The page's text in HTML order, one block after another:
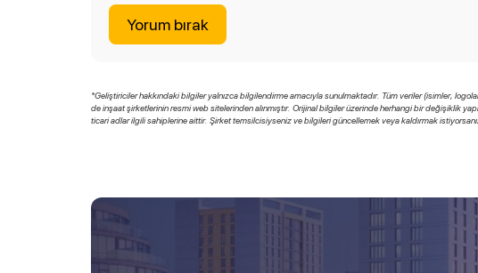
Yorum bırak
*Geliştiriciler hakkındaki bilgiler yalnızca bilgilendirme amacıyla sunulmaktadır. Tüm veriler (isimler,
de inşaat şirketlerinin resmi web sitelerinden alınmıştır. Orijinal bilgiler üzerinde herhangi bir değişiklik
ticari adlar ilgili sahiplerine aittir. Şirket temsilcisiyseniz ve bilgileri güncellemek veya kaldırmak